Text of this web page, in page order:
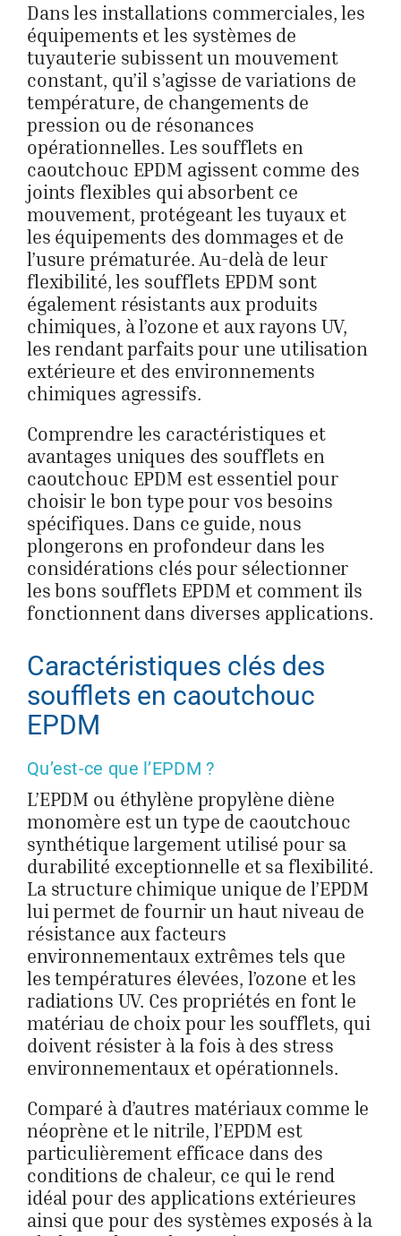
Dans les installations commerciales, les
équipements et les systèmes de
tuyauterie subissent un mouvement
constant, qu’il s’agisse de variations de
température, de changements de
pression ou de résonances
opérationnelles. Les soufflets en
caoutchouc EPDM agissent comme des
joints flexibles qui absorbent ce
mouvement, protégeant les tuyaux et
les équipements des dommages et de
l’usure prématurée. Au-delà de leur
flexibilité, les soufflets EPDM sont
également résistants aux produits
chimiques, à l’ozone et aux rayons UV,
les rendant parfaits pour une utilisation
extérieure et des environnements
chimiques agressifs.
Comprendre les caractéristiques et
avantages uniques des soufflets en
caoutchouc EPDM est essentiel pour
choisir le bon type pour vos besoins
spécifiques. Dans ce guide, nous
plongerons en profondeur dans les
considérations clés pour sélectionner
les bons soufflets EPDM et comment ils
fonctionnent dans diverses applications.
Caractéristiques clés des
soufflets en caoutchouc
EPDM
Qu’est-ce que l’EPDM ?
L’EPDM ou éthylène propylène diène
monomère est un type de caoutchouc
synthétique largement utilisé pour sa
durabilité exceptionnelle et sa flexibilité.
La structure chimique unique de l’EPDM
lui permet de fournir un haut niveau de
résistance aux facteurs
environnementaux extrêmes tels que
les températures élevées, l’ozone et les
radiations UV. Ces propriétés en font le
matériau de choix pour les soufflets, qui
doivent résister à la fois à des stress
environnementaux et opérationnels.
Comparé à d’autres matériaux comme le
néoprène et le nitrile, l’EPDM est
particulièrement efficace dans des
conditions de chaleur, ce qui le rend
idéal pour des applications extérieures
ainsi que pour des systèmes exposés à la